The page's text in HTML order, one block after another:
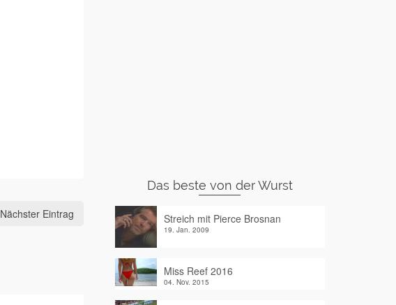
Nächster Eintrag
Das beste von der Wurst
Streich mit Pierce Brosnan
19. Jan. 2009
Miss Reef 2016
04. Nov. 2015